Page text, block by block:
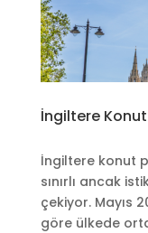
İngiltere Konut
İngiltere konut
sınırlı ancak
çekiyor. Mayıs
göre ülkede